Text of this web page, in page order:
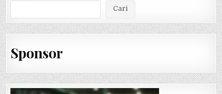
Cari
Sponsor